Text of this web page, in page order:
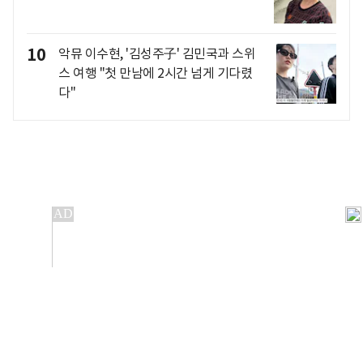
10
악뮤 이수현, '김성주子' 김민국과 스위
스 여행 "첫 만남에 2시간 넘게 기다렸
다"